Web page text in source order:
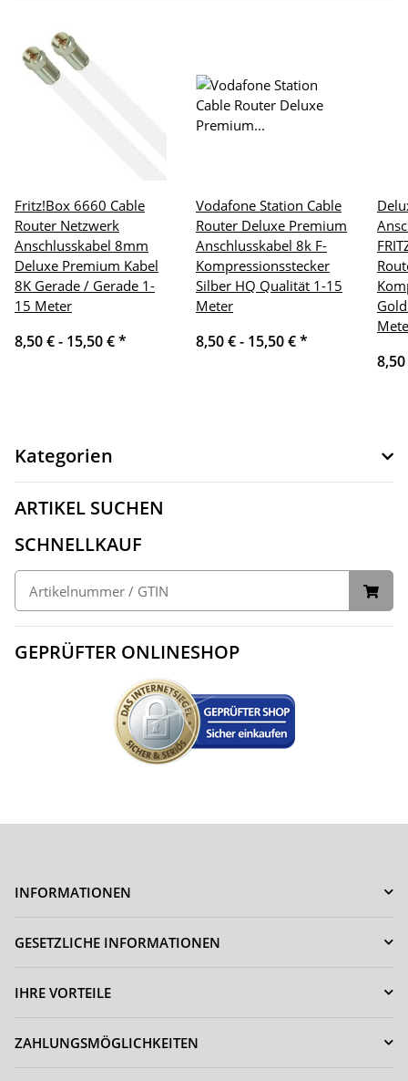
Fritz!Box 6660 Cable
Router Netzwerk
Anschlusskabel 8mm
Deluxe Premium Kabel
8K Gerade / Gerade 1-
15 Meter
8,50 € - 15,50 €*
Vodafone Station Cable
Router Deluxe Premium
Anschlusskabel 8k F-
Kompressionsstecker
Silber HQ Qualität 1-15
Meter
8,50 € - 15,50 €*
Kategorien
ARTIKEL SUCHEN
SCHNELLKAUF
GEPRÜFTER ONLINESHOP
INFORMATIONEN
GESETZLICHE INFORMATIONEN
IHRE VORTEILE
ZAHLUNGSMÖGLICHKEITEN